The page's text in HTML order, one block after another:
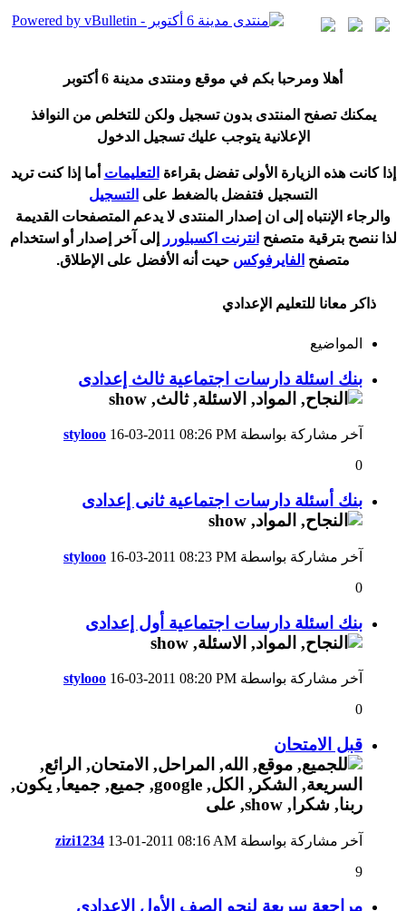
هلا ومرحبا بكم في موقع ومنتدى مدينة 6 أكتوبر
يمكنك تصفح المنتدى بدون تسجيل ولكن للتخلص من النوافذ
الإعلانية يتوجب عليك تسجيل الدخول
إذا كانت هذه الزيارة الأولى تفضل بقراءة التعليمات ما إذا كنت تريد
التسجيل فتفضل بالضغط على التسجيل
والرجاء الإنتباه إلى ان إصدار المنتدى لا يدعم المتصفحات القديمة
لذا ننصح بترقية متصفح انترنت اكسبلورر إلى آخر إصدار أو استخدام
متصفح الفايرفوكس حيت نه الأفضل على الإطلاق.
ذاكر معانا للتعليم الإعدادي
المواضيع
بنك اسئلة دارسات اجتماعية ثالث إعدادى
آخر مشاركة بواسطة stylooo 16-03-2011 08:26 PM
0
بنك أسئلة دارسات اجتماعية ثانى إعدادى
آخر مشاركة بواسطة stylooo 16-03-2011 08:23 PM
0
بنك اسئلة دارسات اجتماعية أول إعدادى
آخر مشاركة بواسطة stylooo 16-03-2011 08:20 PM
0
قبل الامتحان
آخر مشاركة بواسطة zizi1234 13-01-2011 08:16 AM
9
مراجعة سريعة لنحو الصف الأول الاعدادى